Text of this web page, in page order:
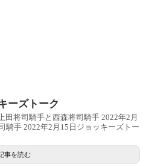
ーズトーク
将司騎手と西森将司騎手 2022年2月
騎手 2022年2月15日ジョッキーズトー
事を読む